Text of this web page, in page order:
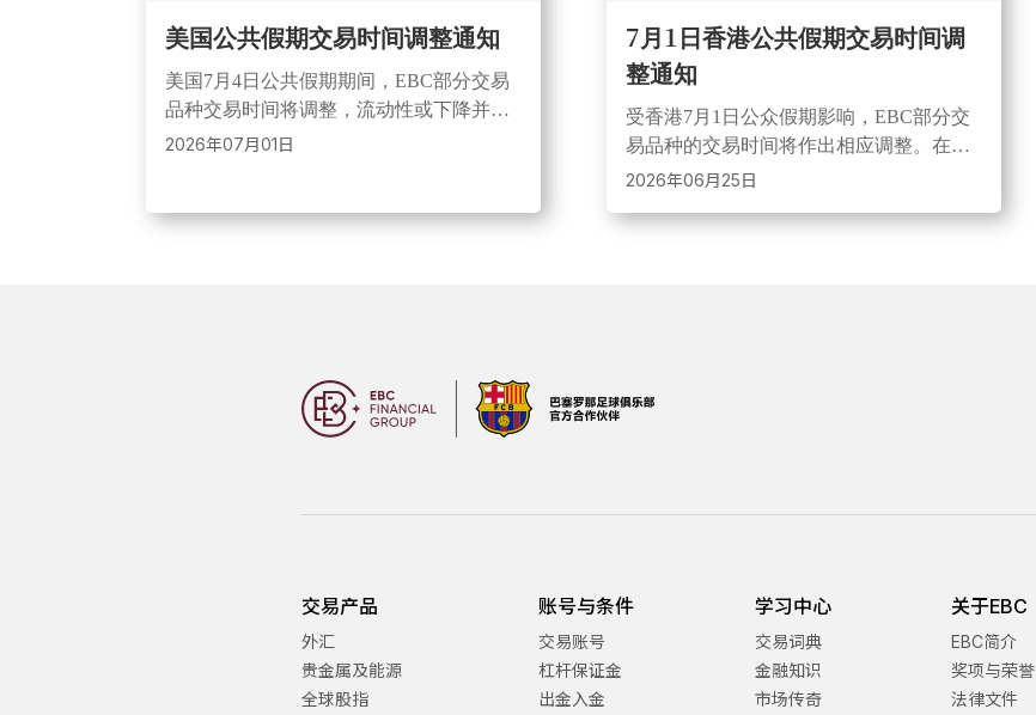
美国公共假期交易时间调整通知
美国7月4日公共假期期间，EBC部分交易
品种交易时间将调整，流动性或下降并可
能出现点差扩大。时间以UTC+3为准，北
2026年07月01日
7月1日香港公共假期交易时间调
整通知
受香港7月1日公众假期影响，EBC部分交
易品种的交易时间将作出相应调整。在此
期间，市场流动性可能减弱、点差或出现
2026年06月25日
交易产品
外汇
贵金属及能源
全球股指
账号与条件
交易账号
杠杆保证金
出金入金
学习中心
交易词典
金融知识
市场传奇
关于EBC
EBC简介
奖项与荣誉
法律文件